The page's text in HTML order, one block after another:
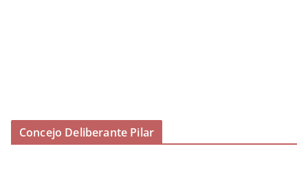
Concejo Deliberante Pilar